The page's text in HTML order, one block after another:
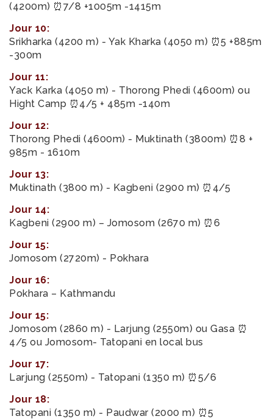
(4200m) ⏰7/8 +1005m -1415m
Jour 10:
Srikharka (4200 m) - Yak Kharka (4050 m) ⏰5 +885m
-300m
Jour 11:
Yack Karka (4050 m) - Thorong Phedi (4600m) ou
Hight Camp ⏰4/5 + 485m -140m
Jour 12:
Thorong Phedi (4600m) - Muktinath (3800m) ⏰8 +
985m - 1610m
Jour 13:
Muktinath (3800 m) - Kagbeni (2900 m) ⏰4/5
Jour 14:
Kagbeni (2900 m) – Jomosom (2670 m) ⏰6
Jour 15:
Jomosom (2720m) - Pokhara
Jour 16:
Pokhara – Kathmandu
Jour 15:
Jomosom (2860 m) - Larjung (2550m) ou Gasa ⏰
4/5 ou Jomosom- Tatopani en local bus
Jour 17:
Larjung (2550m) - Tatopani (1350 m) ⏰5/6
Jour 18:
Tatopani (1350 m) - Paudwar (2000 m) ⏰5